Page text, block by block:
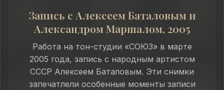
Запись с Алексеем Баталовым и
Александром Маршалом, 2005
Работа на тон-студии «СОЮЗ» в марте
2005 года, запись с народным артистом
СССР Алексеем Баталовым. Эти снимки
запечатлели особенные моменты записи